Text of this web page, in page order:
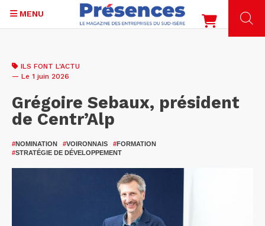
contenu
MENU
ILS FONT L'ACTU
— Le 1 juin 2026
Grégoire Sebaux, président
de Centr’Alp
#NOMINATION #VOIRONNAIS #FORMATION
#STRATÉGIE DE DÉVELOPPEMENT